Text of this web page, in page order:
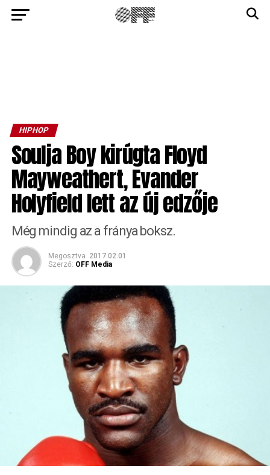
HIPHOP
Soulja Boy kirúgta Floyd
Mayweathert, Evander
Holyfield lett az új edzője
Még mindig az a fránya boksz.
Megosztva 2017.02.01
Szerző: OFF Media